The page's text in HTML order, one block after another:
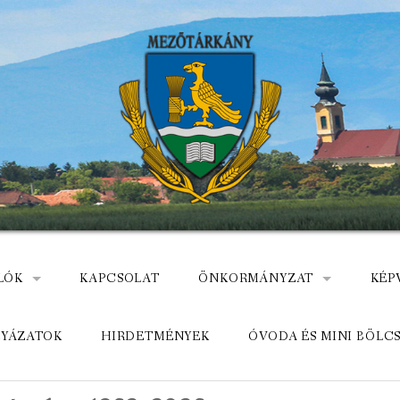
HEVES MEGYÉBEN, MEZÕTÁRKÁNYON
KAPCSOLAT ÖNKORMÁNYZAT
KÖZADATKERESŐ
HIRDETMÉNYEK ÓVODA ÉS MINI